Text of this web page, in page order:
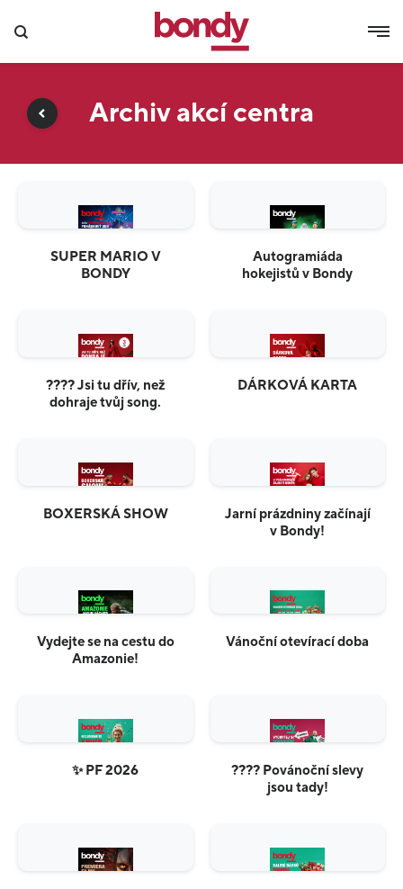
Archiv akcí centra
SUPER MARIO V
BONDY
Autogramiáda
hokejistů v Bondy
???? Jsi tu dřív, než
dohraje tvůj song.
DÁRKOVÁ KARTA
BOXERSKÁ SHOW
Jarní prázdniny začínají
v Bondy!
Vydejte se na cestu do
Amazonie!
Vánoční otevírací doba
✨ PF 2026
???? Povánoční slevy
jsou tady!